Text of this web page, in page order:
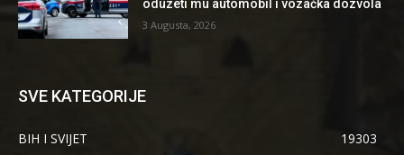
oduzeti mu automobil i vozačka dozvola
3 Augusta, 2026
SVE KATEGORIJE
BIH I SVIJET
19303